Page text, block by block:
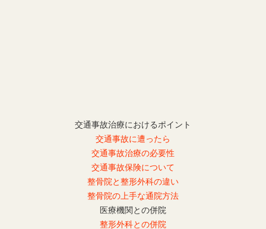
交通事故治療におけるポイント
交通事故に遭ったら
交通事故治療の必要性
交通事故保険について
整骨院と整形外科の違い
整骨院の上手な通院方法
医療機関との併院
整形外科との併院